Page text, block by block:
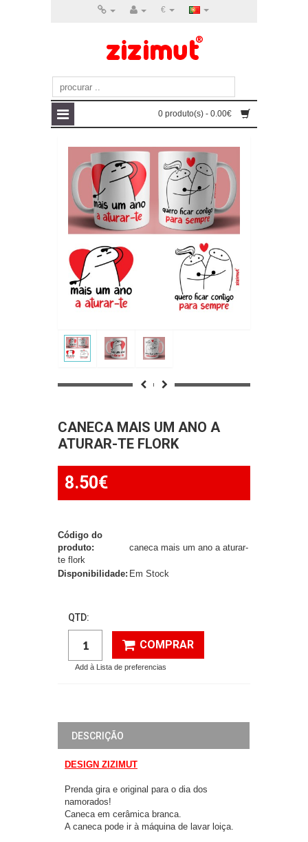
€
0 produto(s) - 0.00€
CANECA MAIS UM ANO A
ATURAR-TE FLORK
8.50€
Código do
produto:
caneca mais um ano a aturar-
te flork
Disponibilidade:Em Stock
QTD:
COMPRAR
Add à Lista de preferencias
DESCRIÇÃO
DESIGN ZIZIMUT
Prenda gira e original para o dia dos
namorados!
Caneca em cerâmica branca.
A caneca pode ir à máquina de lavar loiça.